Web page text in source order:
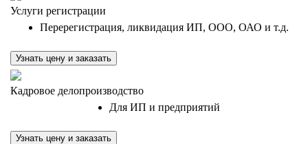
Услуги регистрации
Перерегистрация, ликвидация ИП, ООО, ОАО и т.д.
Узнать цену и заказать
Кадровое делопроизводство
Для ИП и предприятий
Узнать цену и заказать